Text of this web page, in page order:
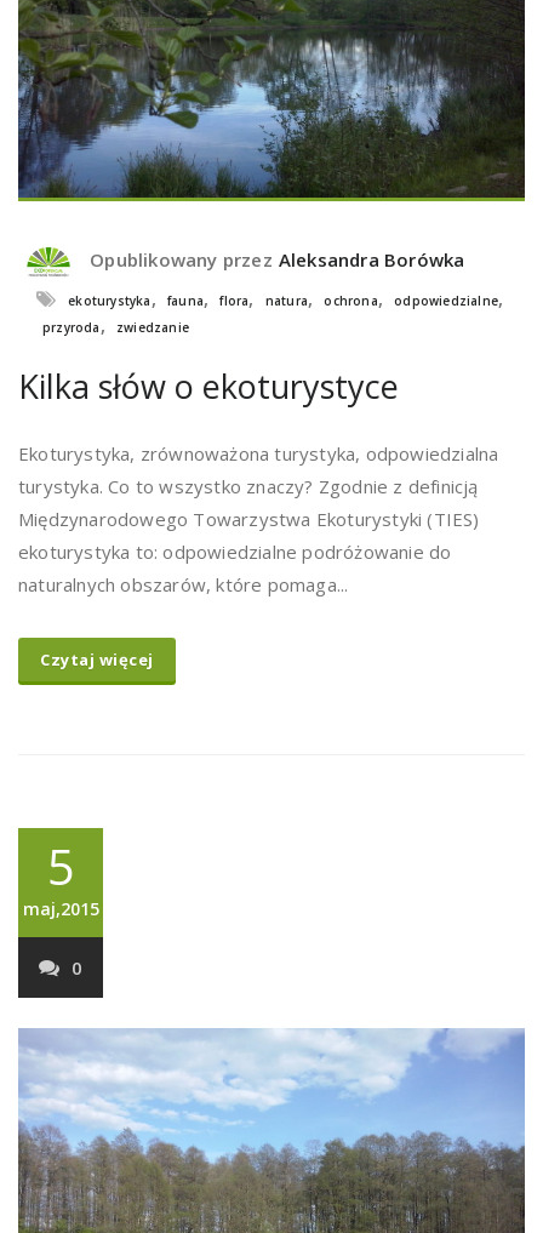
Opublikowany przez Aleksandra Borówka
ekoturystyka , fauna, flora, natura, ochrona, odpowiedzialne,
przyroda , zwiedzanie
Kilka słów o ekoturystyce
Ekoturystyka, zrównoważona turystyka, odpowiedzialna
turystyka. Co to wszystko znaczy? Zgodnie z definicją
Międzynarodowego Towarzystwa Ekoturystyki (TIES)
ekoturystyka to: odpowiedzialne podróżowanie do
naturalnych obszarów, które pomaga...
Czytaj więcej
5
maj,2015
0